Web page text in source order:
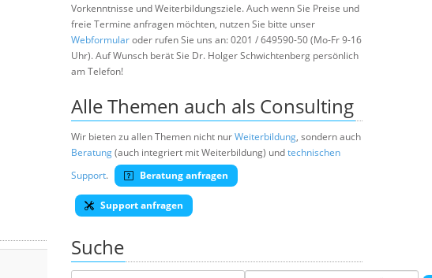
Vorkenntnisse und Weiterbildungsziele. Auch wenn Sie Preise und
freie Termine anfragen möchten, nutzen Sie bitte unser
Webformularoder rufen Sie uns an: 0201 / 649590-50 (Mo-Fr 9-16
Uhr). Auf Wunsch berät Sie Dr. Holger Schwichtenberg persönlich
am Telefon!
Alle Themen auch als Consulting
Wir bieten zu allen Themen nicht nurWeiterbildung, sondern auch
Beratung(auch integriert mit Weiterbildung) undtechnischen
Support. Beratung anfragen
Support anfragen
Suche